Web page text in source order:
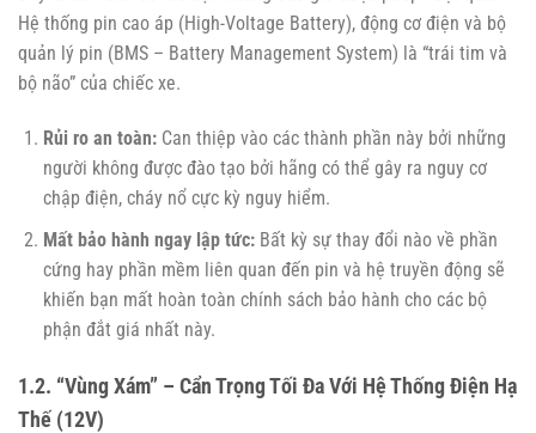
Hệ thống pin cao áp (High-Voltage Battery), động cơ điện và bộ
quản lý pin (BMS – Battery Management System) là “trái tim và
bộ não” của chiếc xe.
Rủi ro an toàn:Can thiệp vào các thành phần này bởi những
người không được đào tạo bởi hãng có thể gây ra nguy cơ
chập điện, cháy nổ cực kỳ nguy hiểm.
Mất bảo hành ngay lập tức:Bất kỳ sự thay đổi nào về phần
cứng hay phần mềm liên quan đến pin và hệ truyền động sẽ
khiến bạn mất hoàn toàn chính sách bảo hành cho các bộ
phận đắt giá nhất này.
1.2. “Vùng Xám” – Cẩn Trọng Tối Đa Với Hệ Thống Điện Hạ
Thế (12V)